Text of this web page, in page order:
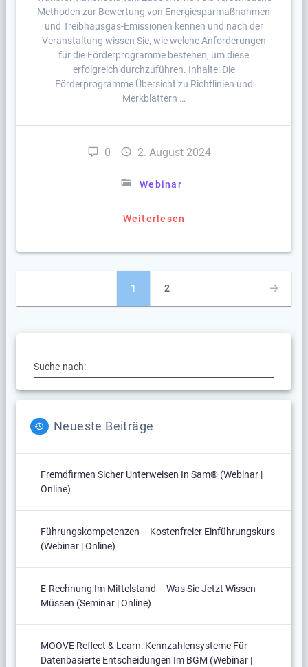
Methoden zur Bewertung von Energiesparmaßnahmen
und Treibhausgas-Emissionen kennen und nach der
Veranstaltung wissen Sie, wie welche Anforderungen
für die Förderprogramme bestehen, um diese
erfolgreich durchzuführen. Inhalte: Die
Förderprogramme Übersicht zu Richtlinien und
Merkblättern …
0 2. August 2024
Webinar
Weiterlesen
Beitragsnavigation
Seite
1 Seite
2
Suche nach:
Neueste Beiträge
Fremdfirmen Sicher Unterweisen In Sam® (Webinar |
Online)
Führungskompetenzen – Kostenfreier Einführungskurs
(Webinar | Online)
E-Rechnung Im Mittelstand – Was Sie Jetzt Wissen
Müssen (Seminar | Online)
MOOVE Reflect & Learn: Kennzahlensysteme Für
Datenbasierte Entscheidungen Im BGM (Webinar |